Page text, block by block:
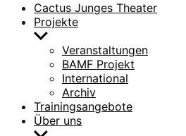
Cactus Junges Theater
Projekte
Untermenü
anzeigenVeranstaltungen
BAMF Projekt
International
Archiv
Trainingsangebote
Über uns